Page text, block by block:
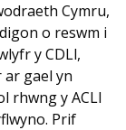
Cymru,
o reswm i
y CDLl,
ar gael yn
rhwng y ACLl
Prif